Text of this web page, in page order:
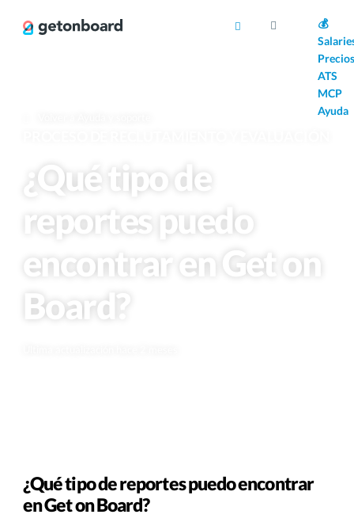
💰
Precios
ATS
MCP
Ayuda
¿Qué tipo de
reportes puedo
encontrar en Get on
Board?
¿Qué tipo de reportes puedo encontrar
en Get on Board?